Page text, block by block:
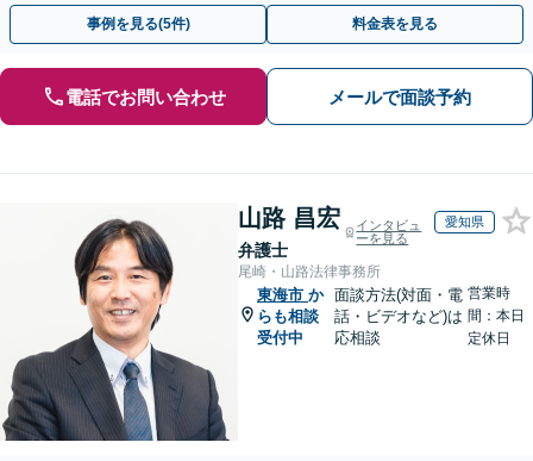
未払い対応／立退料の増額対応など【休日・夜間相談可】
事例を見る(5件) 料金表を見る
電話でお問い合わせ メールで面談予約
山路 昌宏
弁護士
インタビュ
ーを見る
愛知県
尾崎・山路法律事務所
東海市 か
らも相談
受付中
面談方法(対面・電
話・ビデオなど)は
応相談
営業時
間：本日
定休日